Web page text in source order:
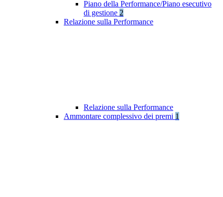
Piano della Performance/Piano esecutivo
di gestione 2
Relazione sulla Performance
Relazione sulla Performance
Ammontare complessivo dei premi 1